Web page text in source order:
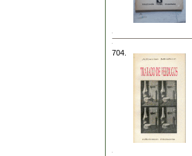
704.